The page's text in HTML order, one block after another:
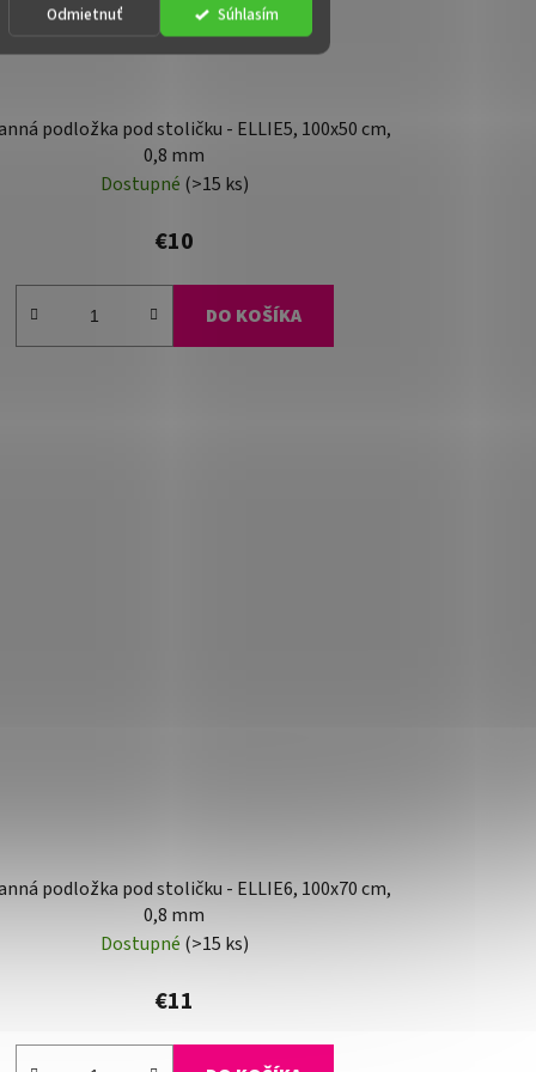
Odmietnuť Súhlasím
podložka pod stoličku - ELLIE5, 100x50 cm,
0,8 mm
Dostupné (>15 ks)
€10
DO KOŠÍKA
podložka pod stoličku - ELLIE6, 100x70 cm,
0,8 mm
Dostupné (>15 ks)
€11